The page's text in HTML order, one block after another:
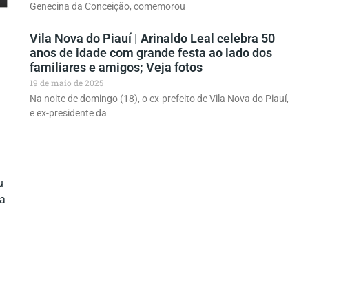
Genecina da Conceição, comemorou
Vila Nova do Piauí | Arinaldo Leal celebra 50
anos de idade com grande festa ao lado dos
familiares e amigos; Veja fotos
19 de maio de 2025
Na noite de domingo (18), o ex-prefeito de Vila Nova do Piauí,
e ex-presidente da